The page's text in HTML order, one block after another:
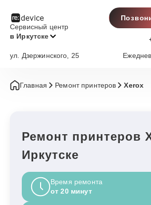
Сервисный центр
в Иркутске
ул. Дзержинского, 25
Главная Ремонт принтеров Xerox
Ремонт принтеров
Иркутске
Время ремонта
от 20 минут